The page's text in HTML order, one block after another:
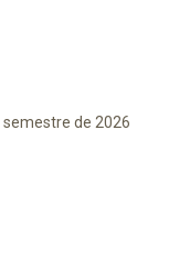
semestre de 2026